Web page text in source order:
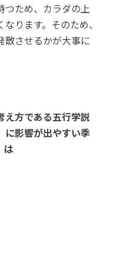
つため、カラダの上
ります。そのため、
散させるかが大事に
え方である五行学説
に影響が出やすい季
は